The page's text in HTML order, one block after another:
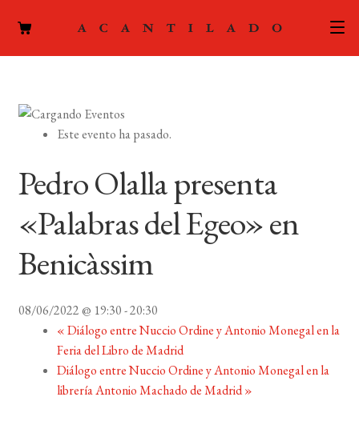
PODCAST
LA EDITORIAL
FOREIGN RIGHTS
CONTACTO
MI CUENTA
BUSCAR
Este evento ha pasado.
Pedro Olalla presenta
«Palabras del Egeo» en
Benicàssim
08/06/2022 @ 19:30-20:30
«Diálogo entre Nuccio Ordine y Antonio Monegal en la
Feria del Libro de Madrid
Diálogo entre Nuccio Ordine y Antonio Monegal en la
librería Antonio Machado de Madrid»